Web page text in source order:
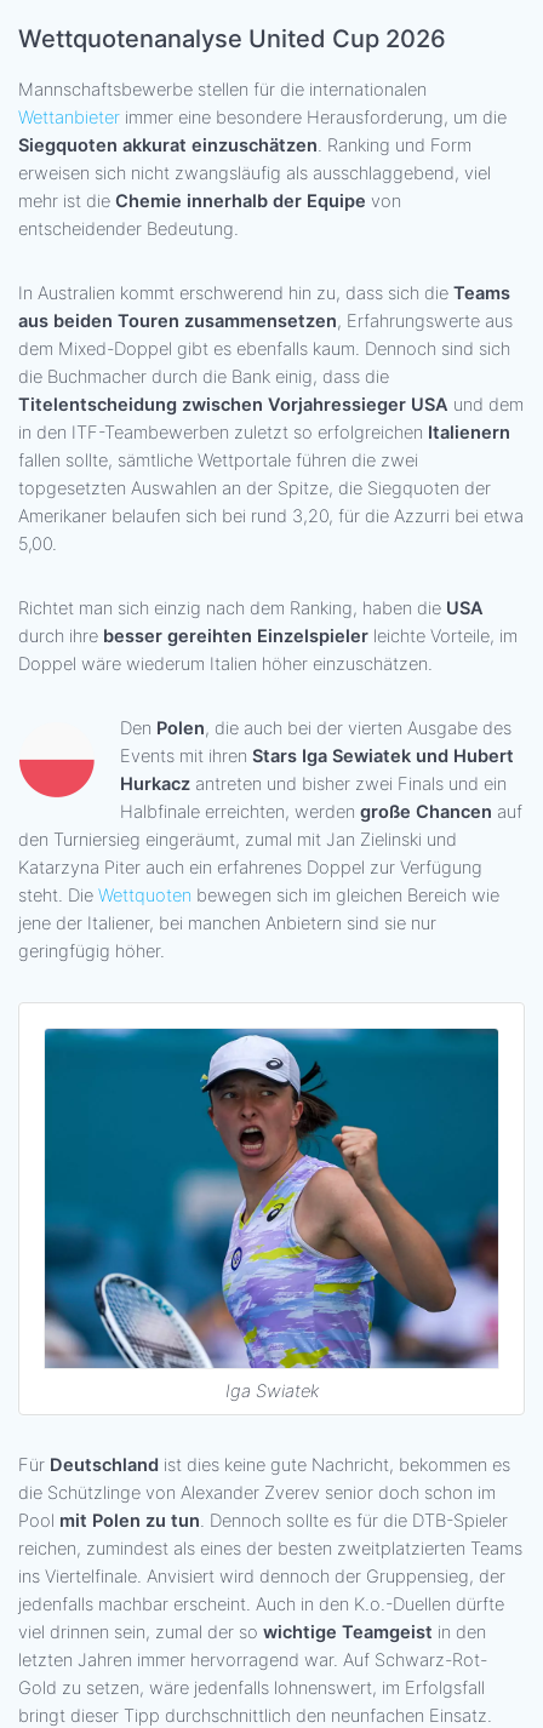
Wettquotenanalyse United Cup 2026
Mannschaftsbewerbe stellen für die internationalen
Wettanbieter immer eine besondere Herausforderung, um die
Siegquoten akkurat einzuschätzen. Ranking und Form
erweisen sich nicht zwangsläufig als ausschlaggebend, viel
mehr ist die Chemie innerhalb der Equipe von
entscheidender Bedeutung.
In Australien kommt erschwerend hin zu, dass sich die Teams
aus beiden Touren zusammensetzen, Erfahrungswerte aus
dem Mixed-Doppel gibt es ebenfalls kaum. Dennoch sind sich
die Buchmacher durch die Bank einig, dass die
Titelentscheidung zwischen Vorjahressieger USA und dem
in den ITF-Teambewerben zuletzt so erfolgreichen Italienern
fallen sollte, sämtliche Wettportale führen die zwei
topgesetzten Auswahlen an der Spitze, die Siegquoten der
Amerikaner belaufen sich bei rund 3,20, für die Azzurri bei etwa
5,00.
Richtet man sich einzig nach dem Ranking, haben die USA
durch ihre besser gereihten Einzelspieler leichte Vorteile, im
Doppel wäre wiederum Italien höher einzuschätzen.
Den Polen, die auch bei der vierten Ausgabe des
Events mit ihren Stars Iga Sewiatek und Hubert
Hurkacz antreten und bisher zwei Finals und ein
Halbfinale erreichten, werden große Chancen auf
den Turniersieg eingeräumt, zumal mit Jan Zielinski und
Katarzyna Piter auch ein erfahrenes Doppel zur Verfügung
steht. Die Wettquoten bewegen sich im gleichen Bereich wie
jene der Italiener, bei manchen Anbietern sind sie nur
geringfügig höher.
Iga Swiatek
Für Deutschland ist dies keine gute Nachricht, bekommen es
die Schützlinge von Alexander Zverev senior doch schon im
Pool mit Polen zu tun. Dennoch sollte es für die DTB-Spieler
reichen, zumindest als eines der besten zweitplatzierten Teams
ins Viertelfinale. Anvisiert wird dennoch der Gruppensieg, der
jedenfalls machbar erscheint. Auch in den K.o.-Duellen dürfte
viel drinnen sein, zumal der so wichtige Teamgeist in den
letzten Jahren immer hervorragend war. Auf Schwarz-Rot-
Gold zu setzen, wäre jedenfalls lohnenswert, im Erfolgsfall
bringt dieser Tipp durchschnittlich den neunfachen Einsatz.